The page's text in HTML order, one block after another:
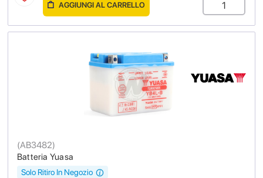
AGGIUNGI AL CARRELLO
Batteria Yuasa
(AB3482)
Solo Ritiro In Negozio